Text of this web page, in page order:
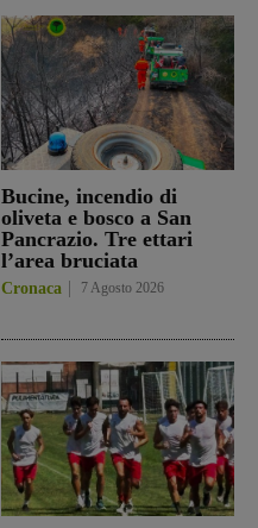
Bucine, incendio di
oliveta e bosco a San
Pancrazio. Tre ettari
l’area bruciata
Cronaca 7 Agosto 2026